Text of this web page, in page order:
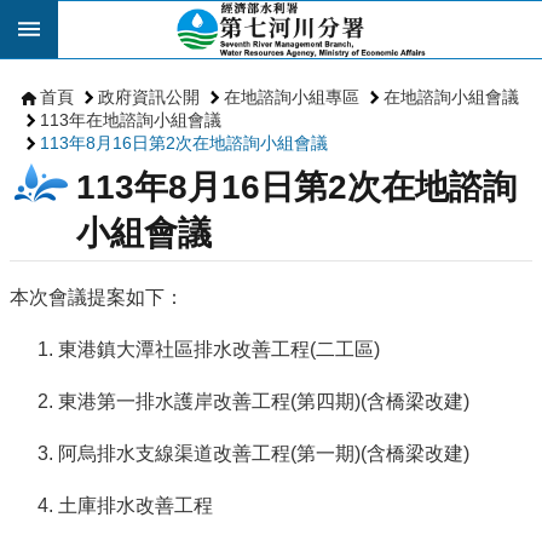
跳到主要內容區塊
首頁 政府資訊公開 在地諮詢小組專區
在地諮詢小組會議
113年在地諮詢小組會議
113年8月16日第2次在地諮詢小組會議
113年8月16日第2次在地諮詢
小組會議
本次會議提案如下：
東港鎮大潭社區排水改善工程(二工區)
東港第一排水護岸改善工程(第四期)(含橋梁改建)
阿烏排水支線渠道改善工程(第一期)(含橋梁改建)
土庫排水改善工程